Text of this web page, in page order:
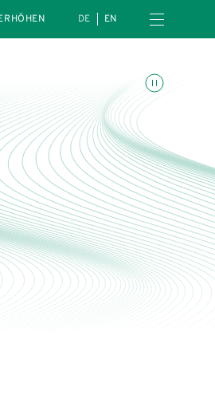
DE EN Menü öffnen
Animationen umschalten